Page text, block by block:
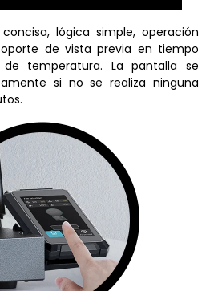
lógica simple, operación
de vista previa en tiempo
temperatura. La pantalla se
si no se realiza ninguna